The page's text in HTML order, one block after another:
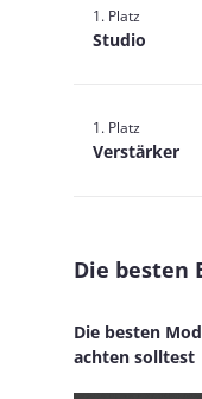
1. Platz
Studio
1. Platz
Verstärker
Die besten
Die besten
achten solltest